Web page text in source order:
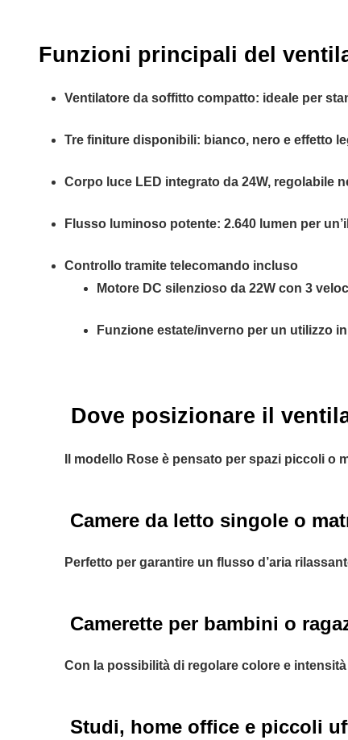
Funzioni principali del
Ventilatore da soffitto compatto: ideale per
Tre finiture disponibili: bianco, nero e effetto
Corpo luce LED integrato da 24W, regolabile
Flusso luminoso potente: 2.640 lumen per
Controllo tramite telecomando incluso
Motore DC silenzioso da 22W con 3
Funzione estate/inverno per un utilizzo
Dove posizionare il
Il modello Rose è pensato per spazi piccoli o
Camere da letto singole o
Perfetto per garantire un flusso d’aria
Camerette per bambini o
Con la possibilità di regolare colore e
Studi, home office e piccoli